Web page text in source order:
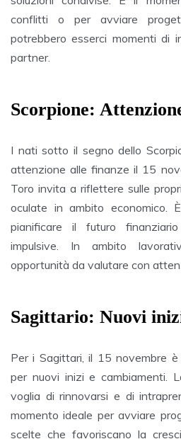
conflitti o per avviare
potrebbero esserci momenti di
partner.
Scorpione:
I nati sotto il segno dello
attenzione alle finanze il 15
Toro invita a riflettere sulle
oculate in ambito economico.
pianificare il futuro
impulsive. In ambito
opportunità da valutare con
Sagittario: Nuovi
Per i Sagittari, il 15 novembre
per nuovi inizi e cambiamenti.
voglia di rinnovarsi e di
momento ideale per avviare
scelte che favoriscano la